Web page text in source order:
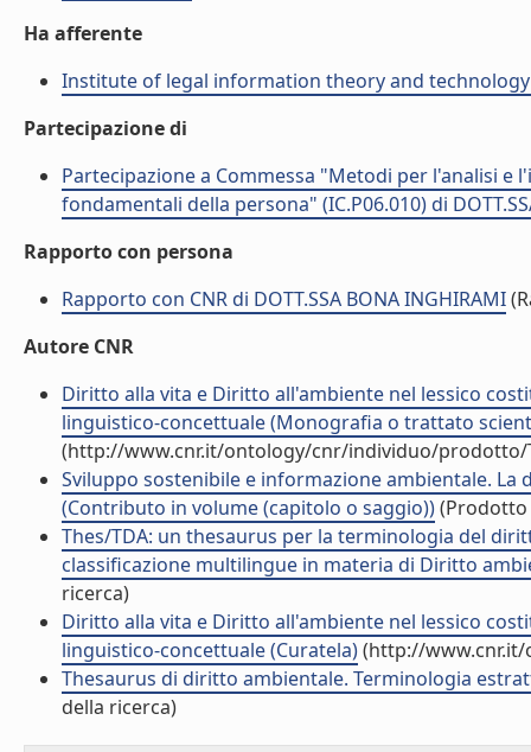
Ha afferente
Institute of legal information theory and technology
Partecipazione di
Partecipazione a Commessa "Metodi per l'analisi
fondamentali della persona" (IC.P06.010) di
Rapporto con persona
Rapporto con CNR di DOTT.SSA BONA INGHIRAMI
Autore CNR
Diritto alla vita e Diritto all'ambiente nel lessico
linguistico-concettuale (Monografia o trattato
(http://www.cnr.it/ontology/cnr/individuo/prodotto/
Sviluppo sostenibile e informazione ambientale.
(Contributo in volume (capitolo o saggio))(Prodotto
Thes/TDA: un thesaurus per la terminologia del
classificazione multilingue in materia di Diritto
ricerca)
Diritto alla vita e Diritto all'ambiente nel lessico
linguistico-concettuale (Curatela)(http://
Thesaurus di diritto ambientale. Terminologia
della ricerca)